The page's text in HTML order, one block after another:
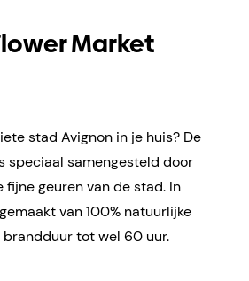
Market
stad Avignon in je huis? De
speciaal samengesteld door
fijne geuren van de stad. In
van 100% natuurlijke
tot wel 60 uur.